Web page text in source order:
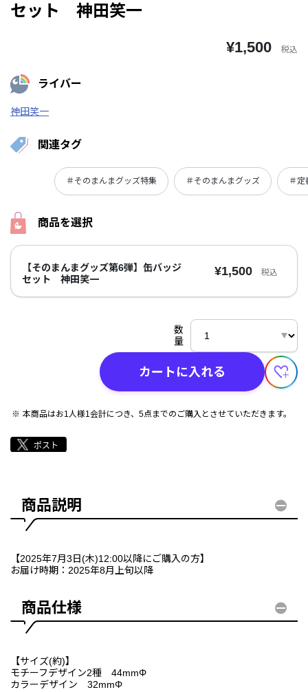
セット 神田笑一
¥1,500 税込
ライバー
神田笑一
関連タグ
＃そのまんまグッズ特集 ＃そのまんまグッズ ＃定
商品を選択
【そのまんまグッズ第6弾】缶バッジ
セット 神田笑一
¥1,500 税込
数
量
カートに入れる
本商品はお1人様1会計につき、5点までのご購入とさせていただきます。
商品説明
【2025年7月3日(木)12:00以降にご購入の方】
お届け時期：2025年8月上旬以降
商品仕様
【サイズ(約)】
モチーフデザイン2種 44mmΦ
カラーデザイン 32mmΦ